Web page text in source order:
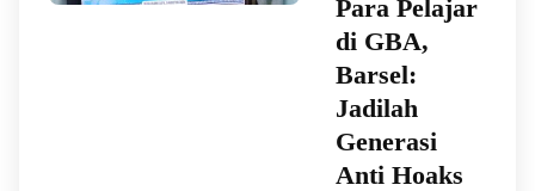
Para Pelajar
di GBA,
Barsel:
Jadilah
Generasi
Anti Hoaks